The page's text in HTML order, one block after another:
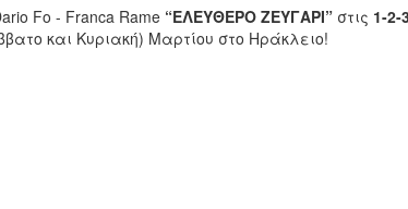
Fo - Franca Rame “ΕΛΕΥΘΕΡΟ ΖΕΥΓΑΡΙ”στις 1-2-
και Κυριακή) Μαρτίου στο Ηράκλειο!